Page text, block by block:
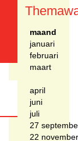
maand
januari
februari
maart
april
juni
juli
27
22 november